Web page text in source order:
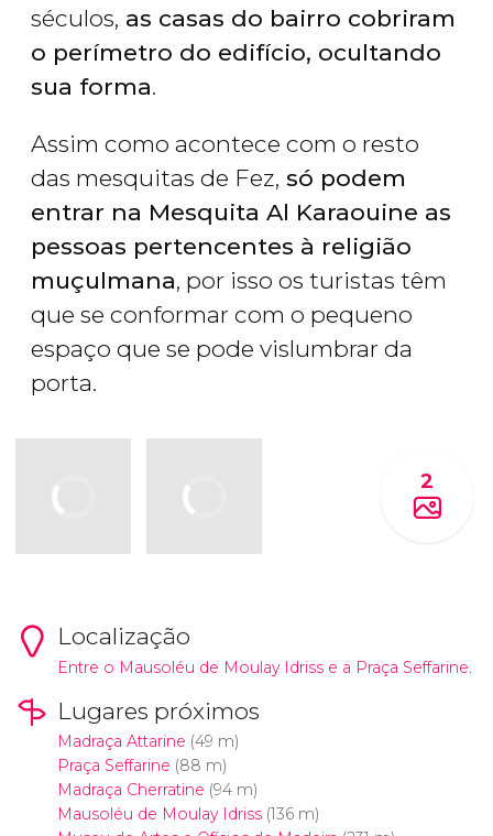
séculos, as casas do bairro cobriram
o perímetro do edifício, ocultando
sua forma.
Assim como acontece com o resto
das mesquitas de Fez, só podem
entrar na Mesquita Al Karaouine as
pessoas pertencentes à religião
muçulmana, por isso os turistas têm
que se conformar com o pequeno
espaço que se pode vislumbrar da
porta.
2
Localização
Entre o Mausoléu de Moulay Idriss e a Praça Seffarine.
Lugares próximos
Madraça Attarine (49 m)
Praça Seffarine (88 m)
Madraça Cherratine (94 m)
Mausoléu de Moulay Idriss(136 m)